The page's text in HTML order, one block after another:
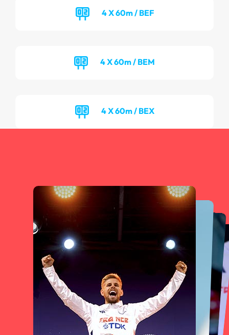
4 X 60m / BEF
4 X 60m / BEM
4 X 60m / BEX